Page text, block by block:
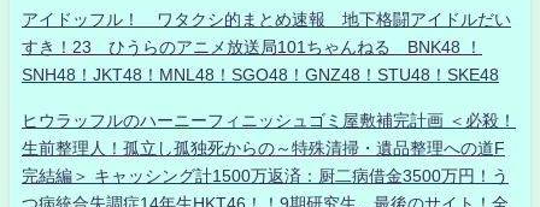
アイドッフル！ ワタクシ的まとめ速報 地下格闘アイドルだい
すき！23 ひうらのアニメ放送局101ちゃんねる BNK48 ！
SNH48！JKT48！MNL48！SGO48！GNZ48！STU48！SKE48
ヒウラッフルのハーニーフィニッシュゴミ屋敷補完計画 ＜必殺！
生前整理人！孤立し孤独死からの～特殊清掃・遺品整理への道F
完結編＞ キャッシング計1500万返済：厨二病借金3500万円！う
つ病統合失調症14年生HKT46！！9期研究生、最後のサイト！全